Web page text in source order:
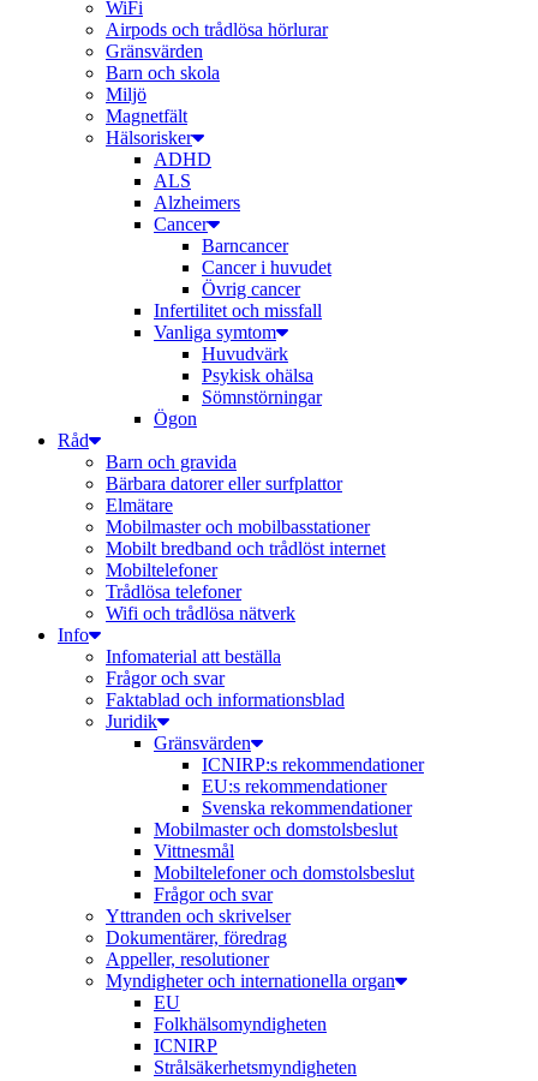
WiFi
Airpods och trådlösa hörlurar
Gränsvärden
Barn och skola
Miljö
Magnetfält
Hälsorisker
ADHD
ALS
Alzheimers
Cancer
Barncancer
Cancer i huvudet
Övrig cancer
Infertilitet och missfall
Vanliga symtom
Huvudvärk
Psykisk ohälsa
Sömnstörningar
Ögon
Råd
Barn och gravida
Bärbara datorer eller surfplattor
Elmätare
Mobilmaster och mobilbasstationer
Mobilt bredband och trådlöst internet
Mobiltelefoner
Trådlösa telefoner
Wifi och trådlösa nätverk
Info
Infomaterial att beställa
Frågor och svar
Faktablad och informationsblad
Juridik
Gränsvärden
ICNIRP:s rekommendationer
EU:s rekommendationer
Svenska rekommendationer
Mobilmaster och domstolsbeslut
Vittnesmål
Mobiltelefoner och domstolsbeslut
Frågor och svar
Yttranden och skrivelser
Dokumentärer, föredrag
Appeller, resolutioner
Myndigheter och internationella organ
EU
Folkhälsomyndigheten
ICNIRP
Strålsäkerhetsmyndigheten